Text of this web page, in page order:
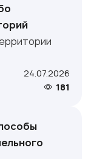
24.07.2026
181